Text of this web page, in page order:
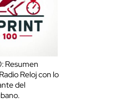
Resumen
Reloj con lo
del